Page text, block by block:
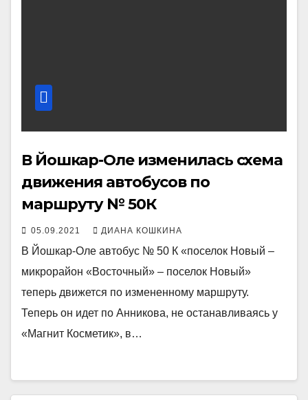
В Йошкар-Оле изменилась схема
движения автобусов по
маршруту № 50К
05.09.2021 ДИАНА КОШКИНА
В Йошкар-Оле автобус № 50 К «поселок Новый –
микрорайон «Восточный» – поселок Новый»
теперь движется по измененному маршруту.
Теперь он идет по Анникова, не останавливаясь у
«Магнит Косметик», в…